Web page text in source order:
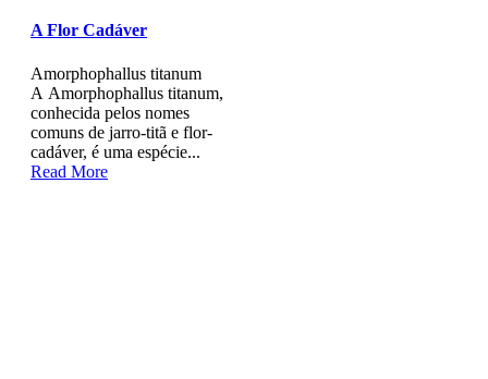
A Flor Cadáver
Amorphophallus titanum
A Amorphophallus titanum,
conhecida pelos nomes
comuns de jarro-titã e flor-
cadáver, é uma espécie...
Read More